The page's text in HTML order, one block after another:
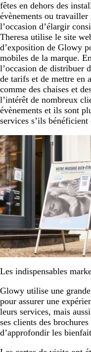
fêtes en dehors des
évènements ou travailler
l’occasion d’élargir
Theresa utilise le site
d’exposition de Glowy
mobiles de la marque.
l’occasion de distribuer
de tarifs et de mettre en
comme des chaises et
l’intérêt de nombreux
évènements et ils sont
services s’ils bénéficient
Les indispensables
Glowy utilise une
pour assurer une
leurs services, mais
ses clients des
d’approfondir les